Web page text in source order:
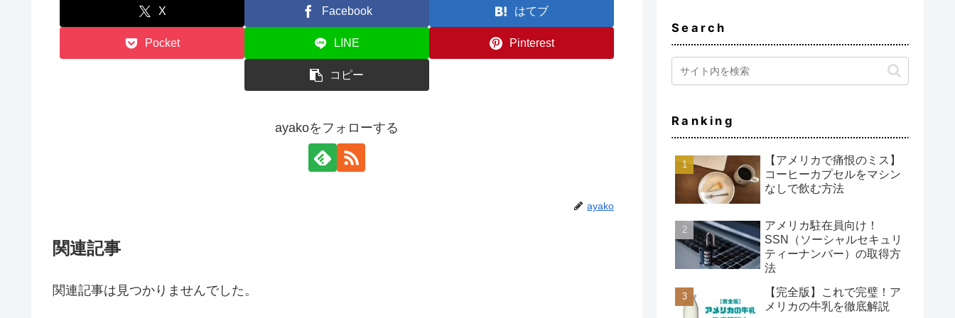
X Facebook はてブ
Pocket LINE Pinterest
コピー
ayakoをフォローする
ayako
関連記事
関連記事は見つかりませんでした。
Search
Ranking
【アメリカで痛恨のミス】
コーヒーカプセルをマシン
なしで飲む方法
アメリカ駐在員向け！
SSN（ソーシャルセキュリ
ティーナンバー）の取得方
法
【完全版】これで完璧！ア
メリカの牛乳を徹底解説